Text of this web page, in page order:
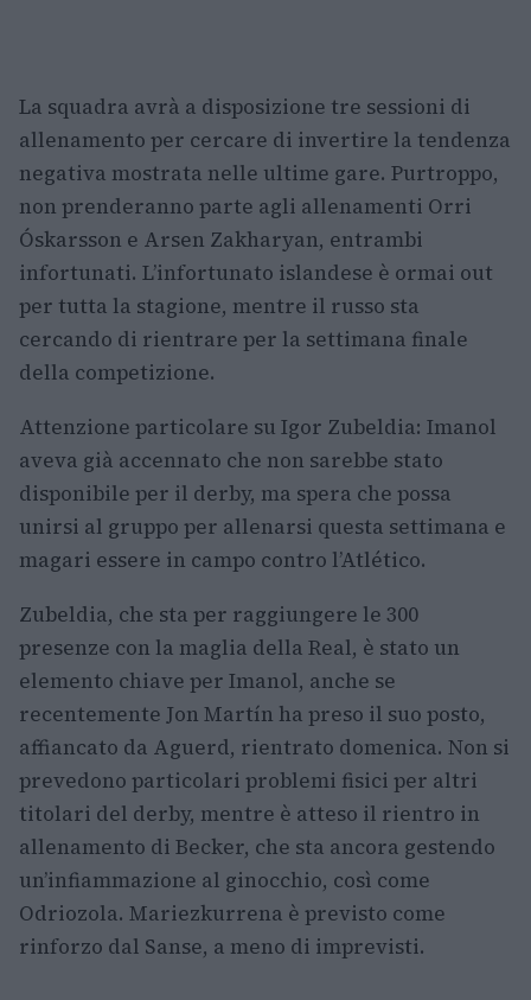
La squadra avrà a disposizione tre sessioni di
allenamento per cercare di invertire la tendenza
negativa mostrata nelle ultime gare. Purtroppo,
non prenderanno parte agli allenamenti Orri
Óskarsson e Arsen Zakharyan, entrambi
infortunati. L’infortunato islandese è ormai out
per tutta la stagione, mentre il russo sta
cercando di rientrare per la settimana finale
della competizione.
Attenzione particolare su Igor Zubeldia: Imanol
aveva già accennato che non sarebbe stato
disponibile per il derby, ma spera che possa
unirsi al gruppo per allenarsi questa settimana e
magari essere in campo contro l’Atlético.
Zubeldia, che sta per raggiungere le 300
presenze con la maglia della Real, è stato un
elemento chiave per Imanol, anche se
recentemente Jon Martín ha preso il suo posto,
affiancato da Aguerd, rientrato domenica. Non si
prevedono particolari problemi fisici per altri
titolari del derby, mentre è atteso il rientro in
allenamento di Becker, che sta ancora gestendo
un’infiammazione al ginocchio, così come
Odriozola. Mariezkurrena è previsto come
rinforzo dal Sanse, a meno di imprevisti.